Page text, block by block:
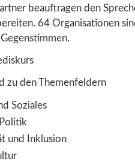
beauftragen den
64 Organisationen
zu den Themenfeldern
Soziales
und Inklusion